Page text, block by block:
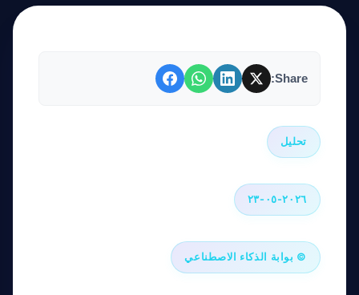
Share:
تحليل
٢٠٢٦-٠٥-٢٣
© بوابة الذكاء الاصطناعي